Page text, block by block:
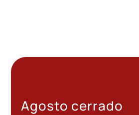
Agosto cerrado